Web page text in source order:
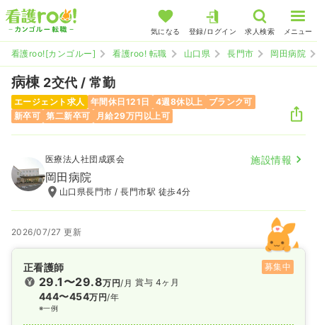
気になる 登録/ログイン 求人検索 メニュー
看護roo![カンゴルー] 看護roo! 転職 山口県 長門市 岡田病院
病棟 2交代 / 常勤
エージェント求人 年間休日121日 4週8休以上
ブランク可
新卒可 第二新卒可 月給29万円以上可
医療法人社団成蹊会 施設情報
岡田病院
山口県長門市 / 長門市駅 徒歩4分
2026/07/27 更新
正看護師 募集中
29.1〜29.8万円/月
444〜454万円/年
※一例
賞与 4ヶ月